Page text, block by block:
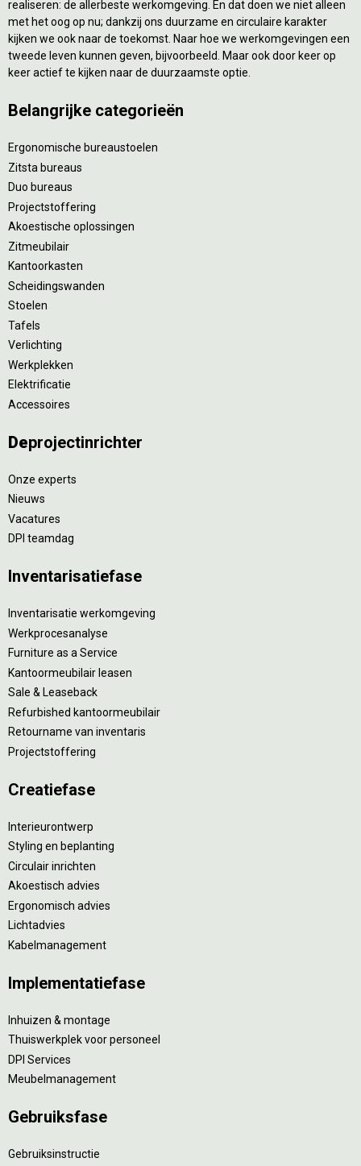
realiseren: de allerbeste werkomgeving. En dat doen we niet alleen
met het oog op nu; dankzij ons duurzame en circulaire karakter
kijken we ook naar de toekomst. Naar hoe we werkomgevingen een
tweede leven kunnen geven, bijvoorbeeld. Maar ook door keer op
keer actief te kijken naar de duurzaamste optie.
Belangrijke categorieën
Ergonomische bureaustoelen
Zitsta bureaus
Duo bureaus
Projectstoffering
Akoestische oplossingen
Zitmeubilair
Kantoorkasten
Scheidingswanden
Stoelen
Tafels
Verlichting
Werkplekken
Elektrificatie
Accessoires
Deprojectinrichter
Onze experts
Nieuws
Vacatures
DPI teamdag
Inventarisatiefase
Inventarisatie werkomgeving
Werkprocesanalyse
Furniture as a Service
Kantoormeubilair leasen
Sale & Leaseback
Refurbished kantoormeubilair
Retourname van inventaris
Projectstoffering
Creatiefase
Interieurontwerp
Styling en beplanting
Circulair inrichten
Akoestisch advies
Ergonomisch advies
Lichtadvies
Kabelmanagement
Implementatiefase
Inhuizen & montage
Thuiswerkplek voor personeel
DPI Services
Meubelmanagement
Gebruiksfase
Gebruiksinstructie